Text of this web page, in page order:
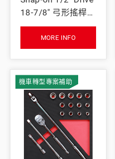
18-7/8" 弓形搖桿扳
手
MORE INFO
機車轉型專案補助